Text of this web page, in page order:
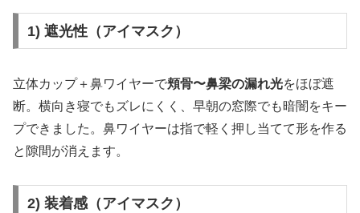
1) 遮光性（アイマスク）
立体カップ＋鼻ワイヤーで頬骨〜鼻梁の漏れ光をほぼ遮
断。横向き寝でもズレにくく、早朝の窓際でも暗闇をキー
プできました。鼻ワイヤーは指で軽く押し当てて形を作る
と隙間が消えます。
2) 装着感（アイマスク）